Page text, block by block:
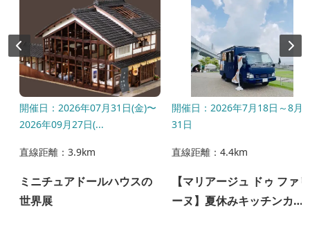
開催日：2026年07月31日(金)〜
2026年09月27日(...
直線距離：3.9km
ミニチュアドールハウスの
世界展
開催日：2026年7月18日～8月
31日
直線距離：4.4km
【マリアージュ ドゥ ファリ
ーヌ】夏休みキッチンカー